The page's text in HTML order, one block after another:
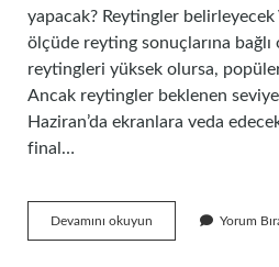
yapacak? Reytingler
ölçüde reyting sonuçlarına
reytingleri yüksek olursa,
Ancak reytingler beklenen
Haziran’da ekranlara veda
final…
Devamını okuyun
Kalpler
Yorum